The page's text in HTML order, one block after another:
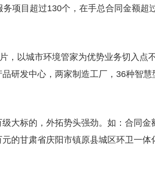
项目超过130个，在手总合同金额超
，以城市环境管家为优势业务切入点
研发中心，两家制造工厂，36种智慧
大标的，外拓势头强劲。如：合同金
的甘肃省庆阳市镇原县城区环卫一体